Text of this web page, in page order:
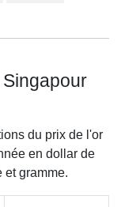
Singapour
du prix de l'or
en dollar de
et gramme.